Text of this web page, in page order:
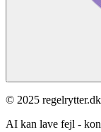
© 2025
AI kan lave fejl -